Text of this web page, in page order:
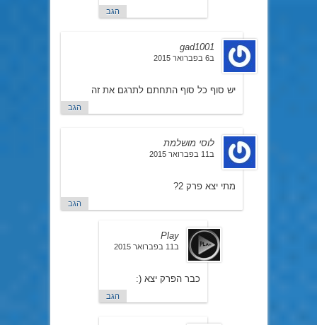
הגב
gad1001
ב6 בפברואר 2015
יש סוף כל סוף התחתם לתרגם את זה
הגב
לוסי מושלמת
ב11 בפברואר 2015
מתי יצא פרק 2?
הגב
Play
ב11 בפברואר 2015
כבר הפרק יצא (:
הגב